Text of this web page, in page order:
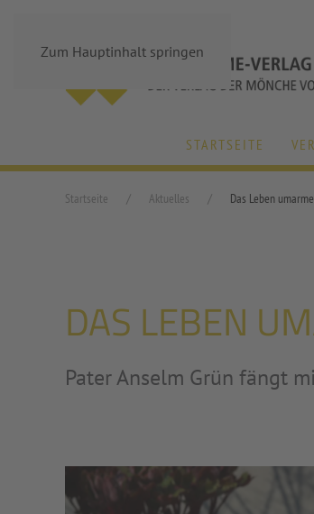
Zum Hauptinhalt springen
STARTSEITE
Startseite Aktuelles Das Leben
DAS LEBEN
Pater Anselm Grün fängt